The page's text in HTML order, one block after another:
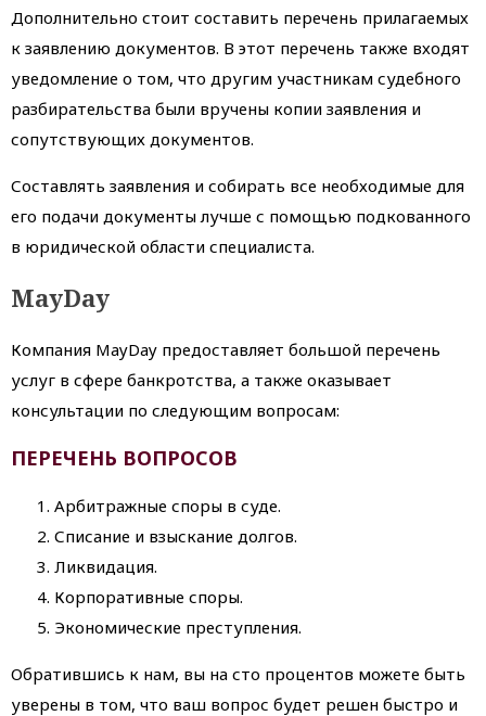
Дополнительно стоит составить перечень прилагаемых
к заявлению документов. В этот перечень также входят
уведомление о том, что другим участникам судебного
разбирательства были вручены копии заявления и
сопутствующих документов.
Составлять заявления и собирать все необходимые для
его подачи документы лучше с помощью подкованного
в юридической области специалиста.
MayDay
Компания MayDay предоставляет большой перечень
услуг в сфере банкротства, а также оказывает
консультации по следующим вопросам:
ПЕРЕЧЕНЬ ВОПРОСОВ
Арбитражные споры в суде.
Списание и взыскание долгов.
Ликвидация.
Корпоративные споры.
Экономические преступления.
Обратившись к нам, вы на сто процентов можете быть
уверены в том, что ваш вопрос будет решен быстро и